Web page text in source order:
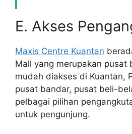
E. Akses
Maxis Centre Kuantan
Mall yang merupakan pusat
mudah diakses di Kuantan,
pusat bandar, pusat beli-
pelbagai pilihan
untuk pengunjung.